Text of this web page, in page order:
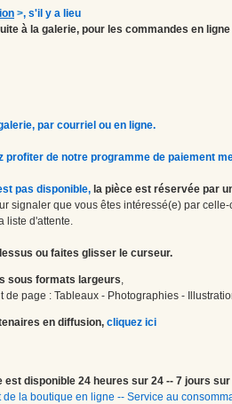
>, s'il y a lieu
à la galerie, pour les commandes en ligne
par courriel ou en ligne.
profiter de notre programme de paiement
pas disponible, la pièce est réservée par
signaler que vous êtes intéressé(e) par celle-
liste d'attente.
ou faites glisser le curseur.
sous formats largeurs,
page : Tableaux - Photographies -
en diffusion, cliquez ici
disponible 24 heures sur 24 -- 7 jours sur
de la boutique en ligne -- Service au